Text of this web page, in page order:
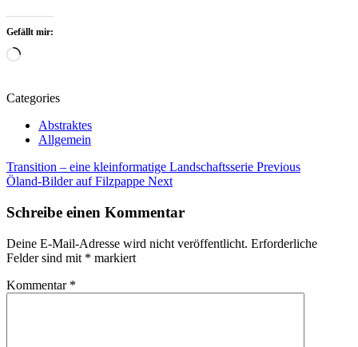
Gefällt mir:
Wird
Categories
Abstraktes
Allgemein
Tags
Kunst
Landschaft
Abstrakte
Landschaftsmalerei
abstrakte
Malerei
Beitragsnavigation
Transition – eine kleinformatige Landschaftsserie Previous
Öland-Bilder auf Filzpappe Next
Schreibe einen Kommentar
Deine E-Mail-Adresse wird nicht veröffentlicht. Erforderliche
Felder sind mit * markiert
Kommentar *